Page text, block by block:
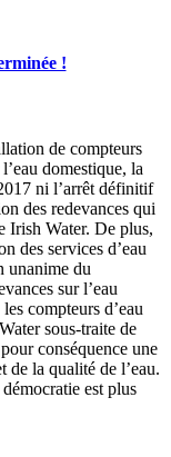
!
de compteurs
domestique, la
ni l’arrêt définitif
des redevances qui
Irish Water. De plus,
des services d’eau
unanime du
sur l’eau
compteurs d’eau
sous-traite de
conséquence une
de la qualité de l’eau.
est plus